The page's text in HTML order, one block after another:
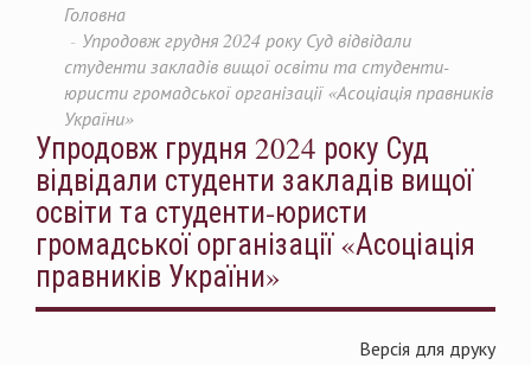
Головна
Упродовж грудня 2024 року Суд відвідали
студенти закладів вищої освіти та студенти-
юристи громадської організації «Асоціація правників
України»
Упродовж грудня 2024 року Суд
відвідали студенти закладів вищої
освіти та студенти-юристи
громадської організації «Асоціація
правників України»
Версія для друку